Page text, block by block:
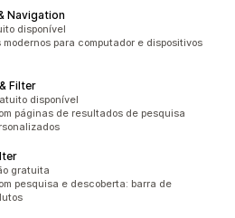
Navigation
disponível
para computador e dispositivos
Filter
disponível
páginas de resultados de pesquisa
gratuita
pesquisa e descoberta: barra de